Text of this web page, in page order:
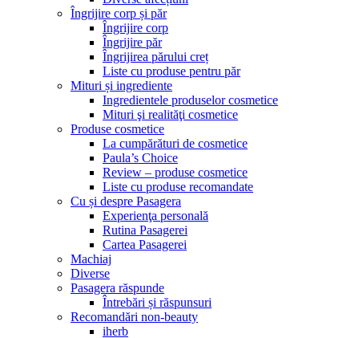
Îngrijire corp și păr
Îngrijire corp
Îngrijire păr
Îngrijirea părului creț
Liste cu produse pentru păr
Mituri și ingrediente
Ingredientele produselor cosmetice
Mituri şi realităţi cosmetice
Produse cosmetice
La cumpărături de cosmetice
Paula’s Choice
Review – produse cosmetice
Liste cu produse recomandate
Cu și despre Pasagera
Experienţa personală
Rutina Pasagerei
Cartea Pasagerei
Machiaj
Diverse
Pasagera răspunde
Întrebări și răspunsuri
Recomandări non-beauty
iherb